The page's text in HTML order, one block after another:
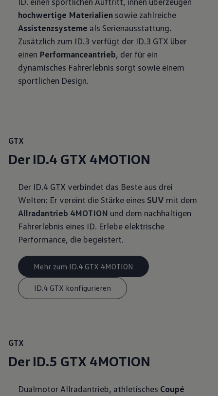
hochwertige Materialien sowie zahlreiche
Assistenzsysteme als Serienausstattung.
Zusätzlich zum ID.3 verfügt der ID.3 GTX über
einen Performanceantrieb, der für ein
dynamisches Fahrerlebnis sorgt sowie einem
sportlichen Design.
GTX
Der ID.4 GTX 4MOTION
Der ID.4 GTX verbindet das Beste aus drei
Welten: Er vereint die Stärke eines SUV mit dem
Allradantrieb 4MOTION und dem nachhaltigen
Fahrerlebnis eines ID. Erlebe elektrische
Performance, die begeistert.
Mehr zum ID.4 GTX 4MOTION
ID.4 GTX konfigurieren
GTX
Der ID.5 GTX 4MOTION
Dualmotor Allradantrieb, athletisches Coupé